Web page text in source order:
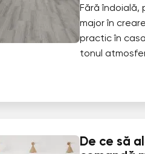
Fără îndoială,
major în
practic în
tonul
De ce să